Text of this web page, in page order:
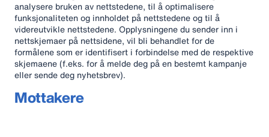
analysere bruken av nettstedene, til å optimalisere
funksjonaliteten og innholdet på nettstedene og til å
videreutvikle nettstedene. Opplysningene du sender inn i
nettskjemaer på nettsidene, vil bli behandlet for de
formålene som er identifisert i forbindelse med de respektive
skjemaene (f.eks. for å melde deg på en bestemt kampanje
eller sende deg nyhetsbrev).
Mottakere